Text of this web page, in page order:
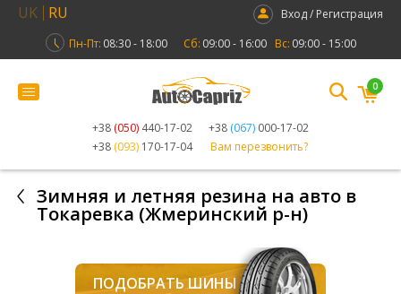
UK RU
Вход / Регистрация
Пн-Пт: 08:30 - 18:00 Сб: 09:00 - 16:00 Вс: 09:00 - 15:00
+38 (050) 440-17-02 +38 (067) 000-17-02
+38 (093) 170-17-04 Вам перезвонить?
0
Зимняя и летняя резина на авто в
Токаревка (Жмеринский р-н)
ПОДОБРАТЬ ШИНЫ